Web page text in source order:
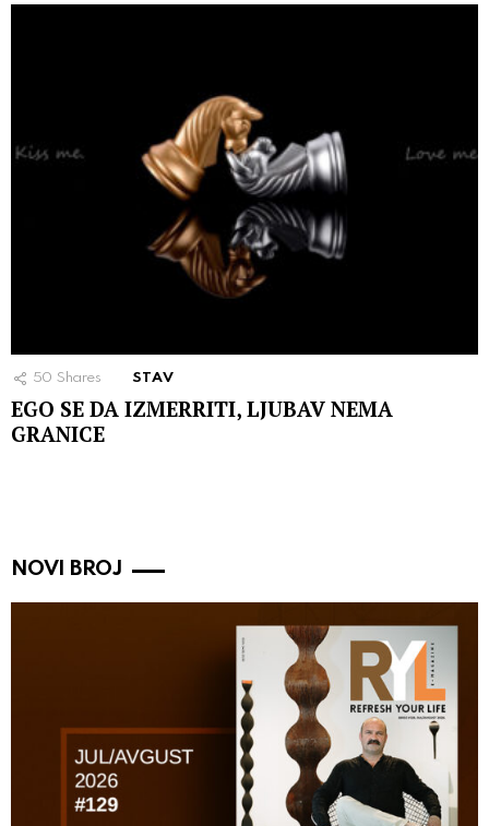
50 Shares STAV
EGO SE DA IZMERRITI, LJUBAV NEMA
GRANICE
NOVI BROJ